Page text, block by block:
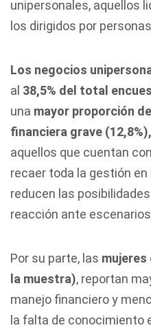
unipersonales, aquellos
los dirigidos por
Los negocios
al 38,5% del total
una mayor proporción
financiera grave (12,8%),
aquellos que cuentan
recaer toda la gestión en
reducen las
reacción ante
Por su parte, las mujeres
la muestra), reportan
manejo financiero y
la falta de conocimiento